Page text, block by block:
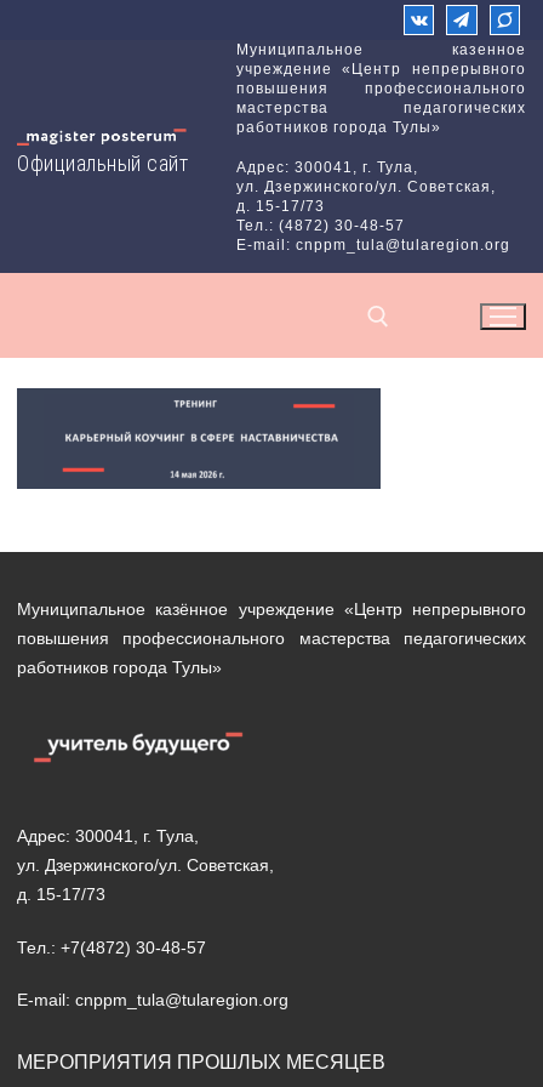
Официальный сайт
Муниципальное казенное
учреждение «Центр непрерывного
повышения профессионального
мастерства педагогических
работников города Тулы»
Адрес: 300041, г. Тула,
ул. Дзержинского/ул. Советская,
д. 15-17/73
Тел.: (4872) 30-48-57
E-mail: cnppm_tula@tularegion.org
Муниципальное казённое учреждение «Центр непрерывного
повышения профессионального мастерства педагогических
работников города Тулы»
Адрес: 300041, г. Тула,
ул. Дзержинского/ул. Советская,
д. 15-17/73
Тел.: +7(4872) 30-48-57
E-mail: cnppm_tula@tularegion.org
МЕРОПРИЯТИЯ ПРОШЛЫХ МЕСЯЦЕВ